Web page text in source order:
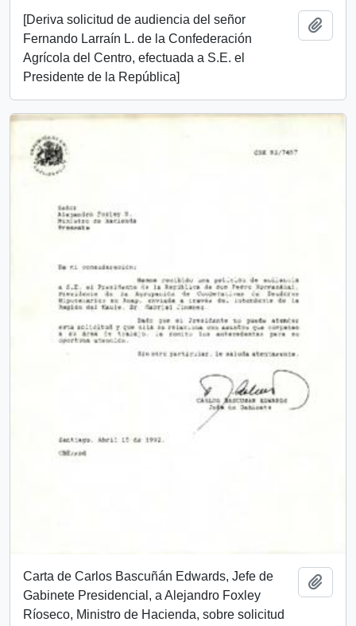
[Deriva solicitud de audiencia del señor
Fernando Larraín L. de la Confederación
Agrícola del Centro, efectuada a S.E. el
Presidente de la República]
Carta de Carlos Bascuñán Edwards, Jefe de
Gabinete Presidencial, a Alejandro Foxley
Ríoseco, Ministro de Hacienda, sobre solicitud